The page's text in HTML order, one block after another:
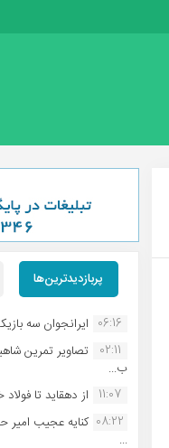
پربازدیدترین‌ها
06:16 ایرانجوان سه
02:11
تصاویر تمرین
ب...
11:07 از دهقاید تا
08:22 کنایه عجیب
...